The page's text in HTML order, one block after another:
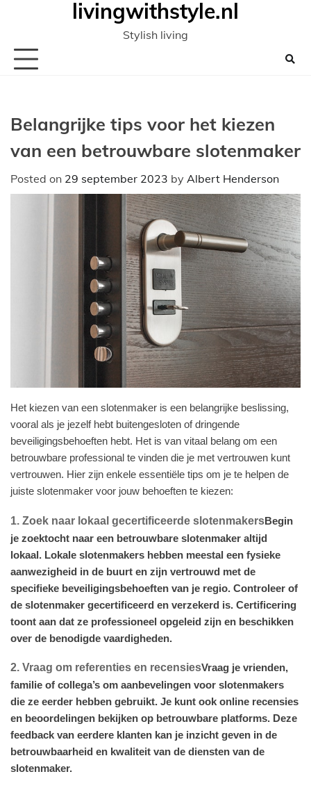
inhoud
livingwithstyle.nl
Stylish living
Belangrijke tips voor het kiezen
van een betrouwbare slotenmaker
Posted on 29 september 2023 by Albert Henderson
Het kiezen van een slotenmaker is een belangrijke beslissing,
vooral als je jezelf hebt buitengesloten of dringende
beveiligingsbehoeften hebt. Het is van vitaal belang om een
betrouwbare professional te vinden die je met vertrouwen kunt
vertrouwen. Hier zijn enkele essentiële tips om je te helpen de
juiste slotenmaker voor jouw behoeften te kiezen:
1. Zoek naar lokaal gecertificeerde slotenmakersBegin
je zoektocht naar een betrouwbare slotenmaker altijd
lokaal. Lokale slotenmakers hebben meestal een fysieke
aanwezigheid in de buurt en zijn vertrouwd met de
specifieke beveiligingsbehoeften van je regio. Controleer of
de slotenmaker gecertificeerd en verzekerd is. Certificering
toont aan dat ze professioneel opgeleid zijn en beschikken
over de benodigde vaardigheden.
2. Vraag om referenties en recensiesVraag je vrienden,
familie of collega’s om aanbevelingen voor slotenmakers
die ze eerder hebben gebruikt. Je kunt ook online recensies
en beoordelingen bekijken op betrouwbare platforms. Deze
feedback van eerdere klanten kan je inzicht geven in de
betrouwbaarheid en kwaliteit van de diensten van de
slotenmaker.